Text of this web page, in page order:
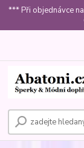
*** Při objednávce